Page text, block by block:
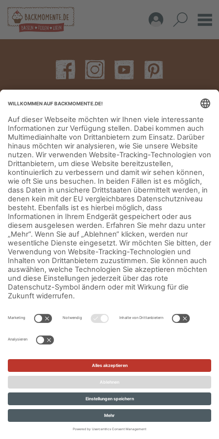
IMPRESSUM DATENSCHUTZERKLÄRUNG AGB KONTAKT
© Aurora Mühlen GmbH - Trettaustraße 49 – D-21107 Hamburg